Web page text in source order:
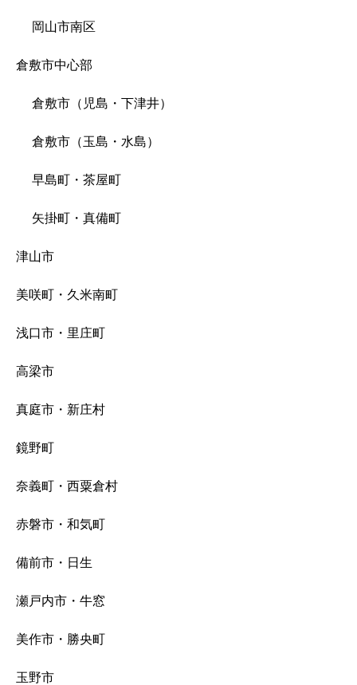
岡山市南区
倉敷市中心部
倉敷市（児島・下津井）
倉敷市（玉島・水島）
早島町・茶屋町
矢掛町・真備町
津山市
美咲町・久米南町
浅口市・里庄町
高梁市
真庭市・新庄村
鏡野町
奈義町・西粟倉村
赤磐市・和気町
備前市・日生
瀬戸内市・牛窓
美作市・勝央町
玉野市